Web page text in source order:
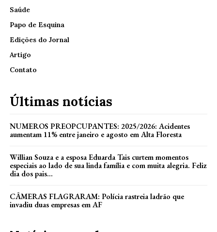
Saúde
Papo de Esquina
Edições do Jornal
Artigo
Contato
Últimas notícias
NUMEROS PREOPCUPANTES: 2025/2026: Acidentes
aumentam 11% entre janeiro e agosto em Alta Floresta
Willian Souza e a esposa Eduarda Tais curtem momentos
especiais ao lado de sua linda família e com muita alegria. Feliz
dia dos pais...
CÂMERAS FLAGRARAM: Polícia rastreia ladrão que
invadiu duas empresas em AF